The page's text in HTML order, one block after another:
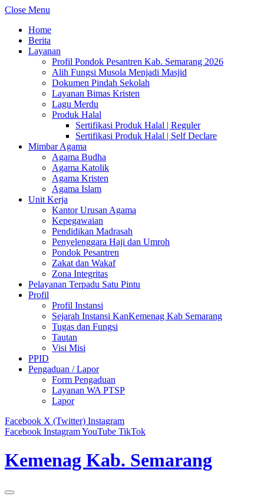
Close Menu
Home
Berita
Layanan
Profil Pondok Pesantren Kab. Semarang 2026
Alih Fungsi Musola Menjadi Masjid
Dokumen Pindah Sekolah
Layanan Bimas Kristen
Lagu Merdu
Produk Halal
Sertifikasi Produk Halal | Reguler
Sertifikasi Produk Halal | Self Declare
Mimbar Agama
Agama Budha
Agama Katolik
Agama Kristen
Agama Islam
Unit Kerja
Kantor Urusan Agama
Kepegawaian
Pendidikan Madrasah
Penyelenggara Haji dan Umroh
Pondok Pesantren
Zakat dan Wakaf
Zona Integritas
Pelayanan Terpadu Satu Pintu
Profil
Profil Instansi
Sejarah Instansi KanKemenag Kab Semarang
Tugas dan Fungsi
Tautan
Visi Misi
PPID
Pengaduan / Lapor
Form Pengaduan
Layanan WA PTSP
Lapor
Facebook X (Twitter) Instagram
Facebook InstagramYouTube TikTok
Kemenag Kab. Semarang